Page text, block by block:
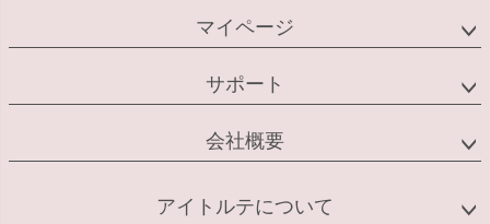
マイページ
サポート
会社概要
アイトルテについて